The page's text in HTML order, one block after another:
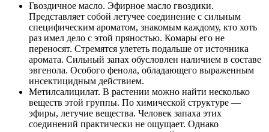
Гвоздичное масло. Эфирное масло гвоздики.
Представляет собой летучее соединение с сильным
специфическим ароматом, знакомым каждому, кто хоть
раз имел дело с этой пряностью. Комары его не
переносят. Стремятся улететь подальше от источника
аромата. Сильный запах обусловлен наличием в составе
эвгенола. Особого фенола, обладающего выраженным
инсектицидным действием.
Метилсалицилат. В растении можно найти несколько
веществ этой группы. По химической структуре —
эфиры, летучие вещества. Человек запаха этих
соединений практически не ощущает. Однако